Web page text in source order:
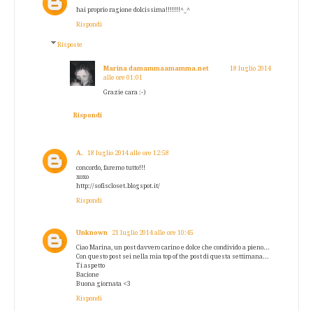
hai proprio ragione dolcissima!!!!!!!^_^
Rispondi
Risposte
Marina damammaamamma.net
18 luglio 2014
alle ore 01:01
Grazie cara :-)
Rispondi
A. 18 luglio 2014 alle ore 12:58
concordo, faremo tutto!!!
xoxo
http://sofiscloset.blogspot.it/
Rispondi
Unknown 21 luglio 2014 alle ore 10:45
Ciao Marina, un post davvero carino e dolce che condivido a pieno...
Con questo post sei nella mia top of the post di questa settimana...
Ti aspetto
Bacione
Buona giornata <3
Rispondi